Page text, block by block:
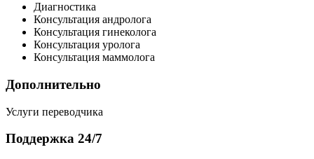
Диагностика
Консультация андролога
Консультация гинеколога
Консультация уролога
Консультация маммолога
Дополнительно
Услуги переводчика
Поддержка 24/7